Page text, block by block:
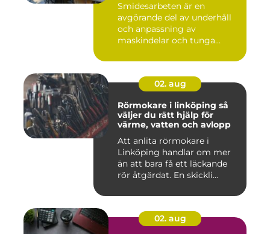
Smidesarbeten är en
avgörande del av underhåll
och anpassning av
maskindelar och tunga
02. aug
Rörmokare i linköping så
väljer du rätt hjälp för
värme, vatten och avlopp
Att anlita rörmokare i
Linköping handlar om mer
än att bara få ett läckande
rör åtgärdat. En skickli...
02. aug